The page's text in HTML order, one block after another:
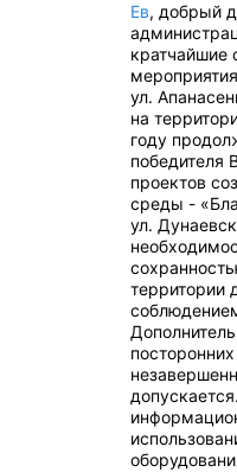
Ев, добрый
кратчайшие
ул.
на
году
победителя
проектов
среды -
ул.
территории